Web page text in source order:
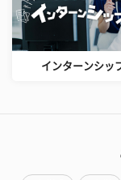
インターンシッ